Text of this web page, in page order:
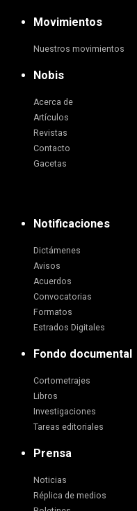
Movimientos
Nuestros movimientos
Nobis
Acerca de
Artículos
Revistas
Contacto
Gacetas
Notificaciones
Dictámenes
Avisos
Acuerdos
Convocatorias
Formatos
Estrados Digitales
Fondo documental
Cortometrajes
Libros
Investigaciones
Tareas editoriales
Prensa
Noticias
Réplica de medios